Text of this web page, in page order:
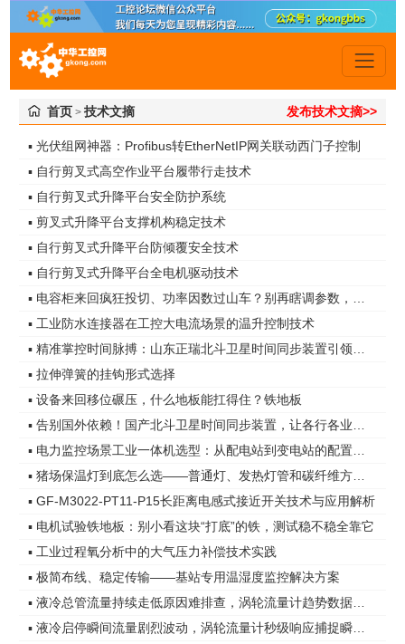
首页 > 技术文摘 发布技术文摘>>
▪ 光伏组网神器：Profibus转EtherNetIP网关联动西门子控制
▪ 自行剪叉式高空作业平台履带行走技术
▪ 自行剪叉式升降平台安全防护系统
▪ 剪叉式升降平台支撑机构稳定技术
▪ 自行剪叉式升降平台防倾覆安全技术
▪ 自行剪叉式升降平台全电机驱动技术
▪ 工业防水连接器在工控大电流场景的温升控制技术
▪ 拉伸弹簧的挂钩形式选择
▪ 设备来回移位碾压，什么地板能扛得住？铁地板
▪ GF-M3022-PT11-P15长距离电感式接近开关技术与应用解析
▪ 电机试验铁地板：别小看这块“打底”的铁，测试稳不稳全靠它
▪ 工业过程氧分析中的大气压力补偿技术实践
▪ 极简布线、稳定传输——基站专用温湿度监控解决方案